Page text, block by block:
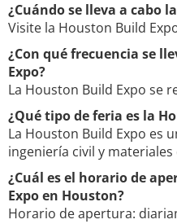
¿Cuándo se lleva a cabo
Visite la Houston Build
¿Con qué frecuencia se
Expo?
La Houston Build Expo se
¿Qué tipo de feria es la
La Houston Build Expo es
ingeniería civil y
¿Cuál es el horario de
Expo en Houston?
Horario de apertura: